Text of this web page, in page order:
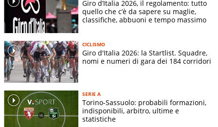
Giro d’Italia 2026, il regolamento: tutto
quello che c’è da sapere su maglie,
classifiche, abbuoni e tempo massimo
CICLISMO
Giro d'Italia 2026: la Startlist. Squadre,
nomi e numeri di gara dei 184 corridori
SERIE A
Torino-Sassuolo: probabili formazioni,
indisponibili, arbitro, ultime e
statistiche